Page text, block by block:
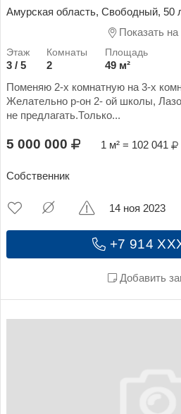
Амурская область, Свободный, 50
Показать на
3 / 5 2
49 м²
Поменяю 2-х комнатную на 3-х
Желательно р-он 2- ой школы,
не предлагать.Только...
5 000 000 1 м² = 102 041
Собственник
+7 914
Добавить
14 ноя 2023